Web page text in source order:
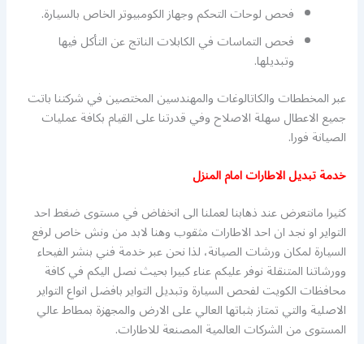
فحص لوحات التحكم وجهاز الكومبيوتر الخاص بالسيارة.
فحص التماسات في الكابلات الناتج عن التأكل فيها
وتبديلها.
عبر المخططات والكاتالوغات والمهندسين المختصين في شركتنا باتت
جميع الاعطال سهلة الاصلاح وفي قدرتنا على القيام بكافة عمليات
الصيانة فورا.
خدمة تبديل الاطارات امام المنزل
كثيرا مانتعرض عند ذهابنا لعملنا الى انخفاض في مستوى ضغط احد
التواير او نجد ان احد الاطارات مثقوب وهنا لابد من ونش خاص لرفع
السيارة لمكان ورشات الصيانة، لذا نحن عبر خدمة فني بنشر الفيحاء
وورشاتنا المتنقلة نوفر عليكم عناء كبيرا بحيث نصل اليكم في كافة
محافظات الكويت لفحص السيارة وتبديل التواير بافضل انواع التواير
الاصلية والتي تمتاز بثباتها العالي على الارض والمجهزة بمطاط عالي
المستوى من الشركات العالمية المصنعة للاطارات.